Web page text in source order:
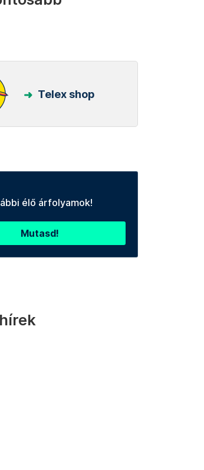
Telex shop
élő árfolyamok!
Mutasd!